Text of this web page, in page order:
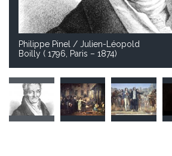
Philippe Pinel / Julien-Léopold
Boilly ( 1796, Paris – 1874)